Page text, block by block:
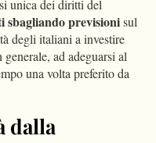
unica dei diritti del
sbagliando previsionisul
degli italiani a investire
ad adeguarsi al
una volta preferito da
dalla